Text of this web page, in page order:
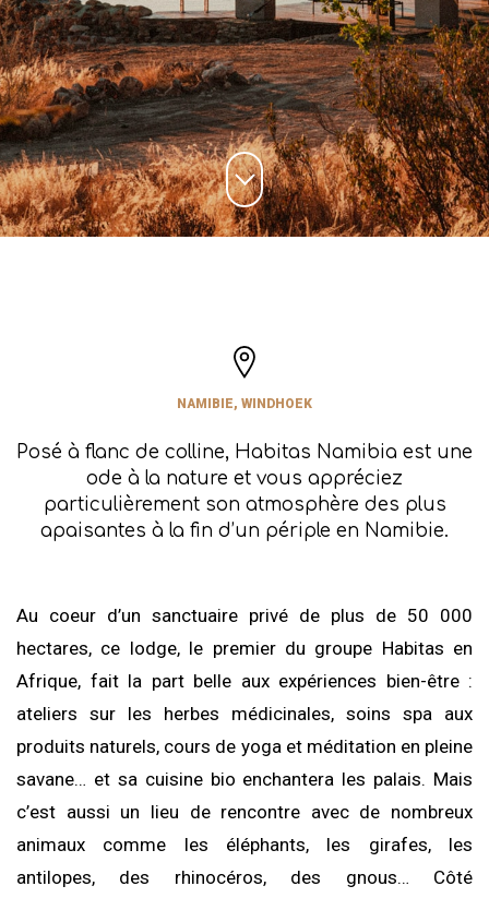
NAMIBIE, WINDHOEK
Posé à flanc de colline, Habitas Namibia est une
ode à la nature et vous appréciez
particulièrement son atmosphère des plus
apaisantes à la fin d’un périple en Namibie.
Au coeur d’un sanctuaire privé de plus de 50 000
hectares, ce lodge, le premier du groupe Habitas en
Afrique, fait la part belle aux expériences bien-être :
ateliers sur les herbes médicinales, soins spa aux
produits naturels, cours de yoga et méditation en pleine
savane… et sa cuisine bio enchantera les palais. Mais
c’est aussi un lieu de rencontre avec de nombreux
animaux comme les éléphants, les girafes, les
antilopes, des rhinocéros, des gnous… Côté